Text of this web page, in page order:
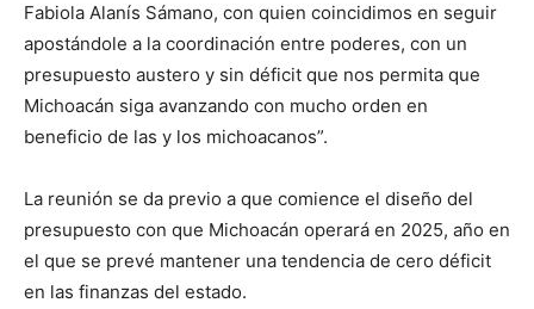
Fabiola Alanís Sámano, con quien coincidimos en seguir
apostándole a la coordinación entre poderes, con un
presupuesto austero y sin déficit que nos permita que
Michoacán siga avanzando con mucho orden en
beneficio de las y los michoacanos”.
La reunión se da previo a que comience el diseño del
presupuesto con que Michoacán operará en 2025, año en
el que se prevé mantener una tendencia de cero déficit
en las finanzas del estado.